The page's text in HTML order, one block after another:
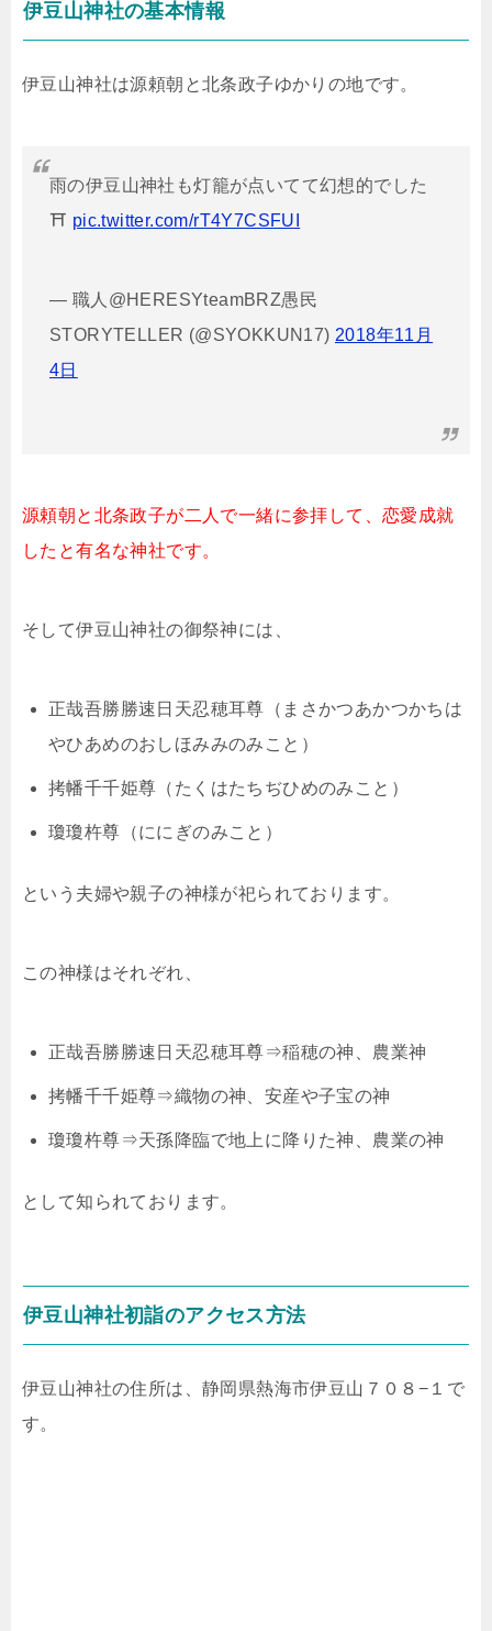
伊豆山神社の基本情報
伊豆山神社は源頼朝と北条政子ゆかりの地です。
雨の伊豆山神社も灯籠が点いてて幻想的でした
⛩ pic.twitter.com/rT4Y7CSFUI
— 職人@HERESYteamBRZ愚民
STORYTELLER (@SYOKKUN17) 2018年11月
4日
源頼朝と北条政子が二人で一緒に参拝して、恋愛成就
したと有名な神社です。
そして伊豆山神社の御祭神には、
正哉吾勝勝速日天忍穂耳尊（まさかつあかつかちは
やひあめのおしほみみのみこと）
拷幡千千姫尊（たくはたちぢひめのみこと）
瓊瓊杵尊（ににぎのみこと）
という夫婦や親子の神様が祀られております。
この神様はそれぞれ、
正哉吾勝勝速日天忍穂耳尊⇒稲穂の神、農業神
拷幡千千姫尊⇒織物の神、安産や子宝の神
瓊瓊杵尊⇒天孫降臨で地上に降りた神、農業の神
として知られております。
伊豆山神社初詣のアクセス方法
伊豆山神社の住所は、静岡県熱海市伊豆山７０８−１で
す。